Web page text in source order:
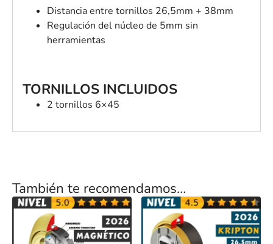
Distancia entre tornillos 26,5mm + 38mm
Regulación del núcleo de 5mm sin
herramientas
TORNILLOS INCLUIDOS
2 tornillos 6×45
También te recomendamos…